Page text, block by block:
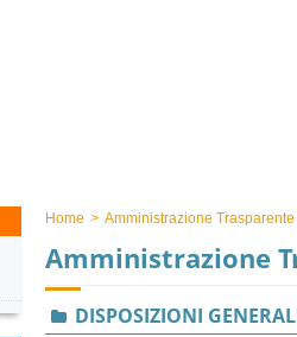
Home > Amministrazione Trasparente
Amministrazione
DISPOSIZIONI